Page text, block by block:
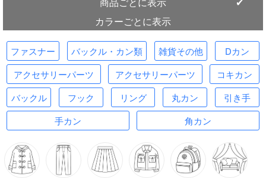
カラーごとに表示
ファスナー バックル・カン類 雑貨その他
Dカン
アクセサリーパーツ
アクセサリーパーツ
コキカン
バックル
フック リング 丸カン
引き手
手カン
角カン